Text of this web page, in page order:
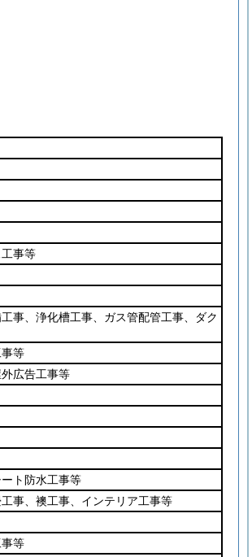
事等
事、浄化槽工事、ガス管配管工事、ダク
等
広告工事等
ト防水工事等
事、襖工事、インテリア工事等
等